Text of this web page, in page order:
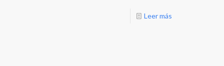
Leer más